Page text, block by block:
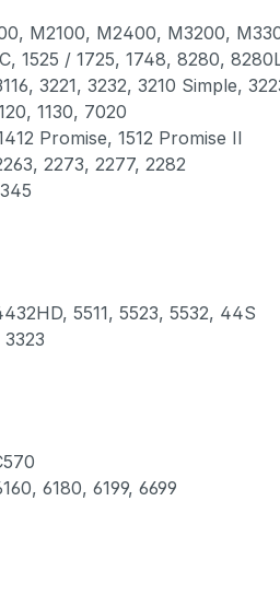
M2400, M3200,
/ 1725, 1748, 8280,
3232, 3210 Simple, 3223
1130, 7020
Promise, 1512 Promise II
2273, 2277, 2282
5511, 5523, 5532, 44S
6180, 6199, 6699